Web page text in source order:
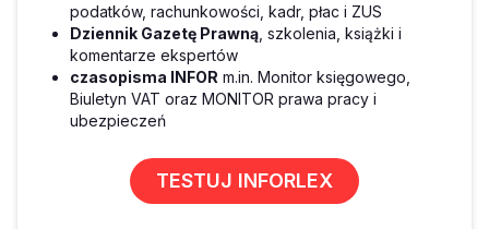
podatków, rachunkowości, kadr, płac i ZUS
Dziennik Gazetę Prawną , szkolenia, książki i
komentarze ekspertów
czasopisma INFOR m.in. Monitor księgowego,
Biuletyn VAT oraz MONITOR prawa pracy i
ubezpieczeń
TESTUJ INFORLEX